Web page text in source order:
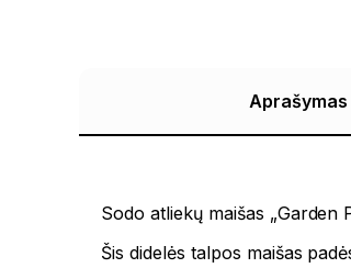
Aprašymas
Sodo atliekų maišas „Garden
Šis didelės talpos maišas